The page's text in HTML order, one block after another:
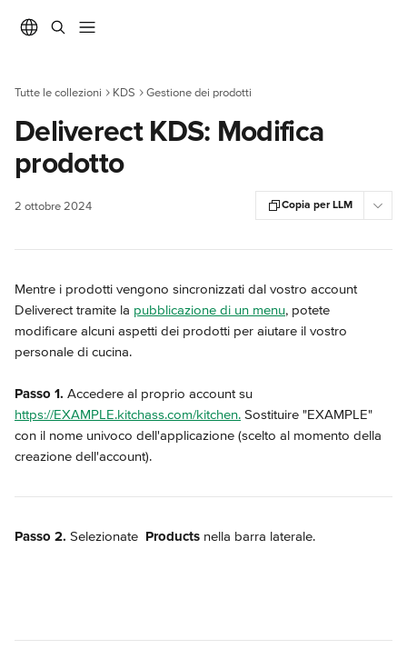
Tutte le collezioni KDS Gestione dei prodotti
Deliverect KDS: Modifica
prodotto
2 ottobre 2024 Copia per LLM
Mentre i prodotti vengono sincronizzati dal vostro account
Deliverect tramite la pubblicazione di un menu, potete
modificare alcuni aspetti dei prodotti per aiutare il vostro
personale di cucina.
Passo 1. Accedere al proprio account su
https://EXAMPLE.kitchass.com/kitchen. Sostituire "EXAMPLE"
con il nome univoco dell'applicazione (scelto al momento della
creazione dell'account).
Passo 2. Selezionate Products nella barra laterale.